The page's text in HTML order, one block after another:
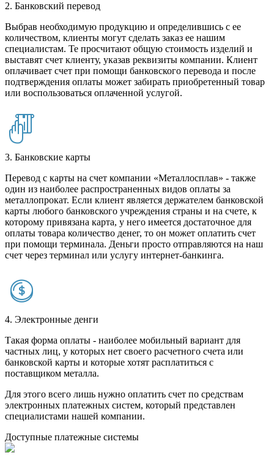
2. Банковский перевод
Выбрав необходимую продукцию и определившись с ее
количеством, клиенты могут сделать заказ ее нашим
специалистам. Те просчитают общую стоимость изделий и
выставят счет клиенту, указав реквизиты компании. Клиент
оплачивает счет при помощи банковского перевода и после
подтверждения оплаты может забирать приобретенный товар
или воспользоваться оплаченной услугой.
3. Банковские карты
Перевод с карты на счет компании «Металлосплав» - также
один из наиболее распространенных видов оплаты за
металлопрокат. Если клиент является держателем банковской
карты любого банковского учреждения страны и на счете, к
которому привязана карта, у него имеется достаточное для
оплаты товара количество денег, то он может оплатить счет
при помощи терминала. Деньги просто отправляются на наш
счет через терминал или услугу интернет-банкинга.
4. Электронные денги
Такая форма оплаты - наиболее мобильный вариант для
частных лиц, у которых нет своего расчетного счета или
банковской карты и которые хотят расплатиться с
поставщиком металла.
Для этого всего лишь нужно оплатить счет по средствам
электронных платежных систем, который представлен
специалистами нашей компании.
Доступные платежные системы